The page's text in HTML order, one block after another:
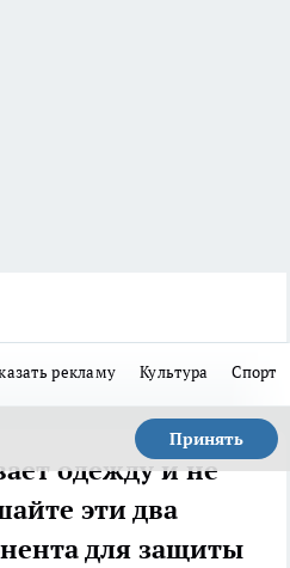
рекламу Культура Спорт
Принять
одежду и не
эти два
для защиты